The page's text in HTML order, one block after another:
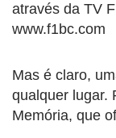
através da TV
www.f1bc.com
Mas é claro,
qualquer lugar.
Memória, que